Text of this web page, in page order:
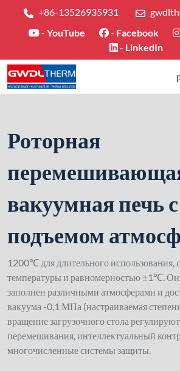
+86-13526935931
- YouTube - Facebook
- LinkedIn
Роторная
вакуумная печь с
подъемом
1200℃ для длительного использования,
температуры и равномерностью ±1℃.
заполнен различными атмосферами и
вакуума -0,1 МПа (настраиваемая
вращение загрузочного стола
перемешивания, интеллектуальный
многочисленные системы защиты.